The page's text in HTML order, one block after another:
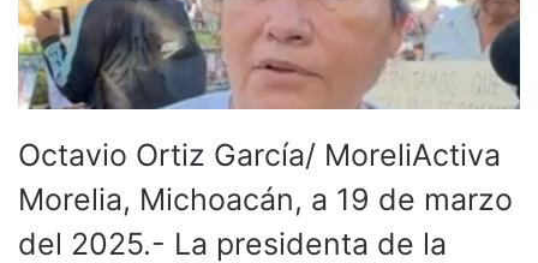
Octavio Ortiz García/ MoreliActiva
Morelia, Michoacán, a 19 de marzo
del 2025.- La presidenta de la